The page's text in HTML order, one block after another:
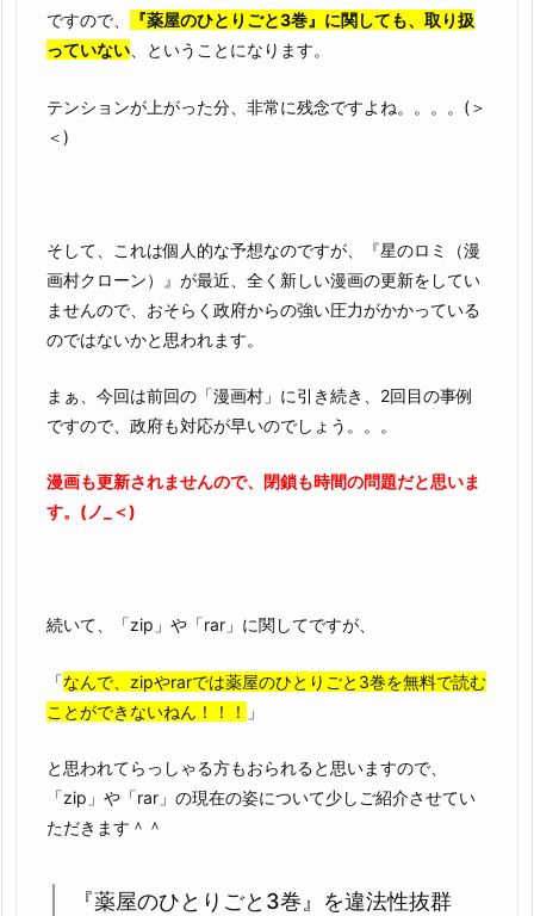
ですので、
『薬屋のひとりごと3巻』に関しても、取り扱
っていない、ということになります。
テンションが上がった分、非常に残念ですよね。。。。(＞
＜)
そして、これは個人的な予想なのですが、『星のロミ（漫
画村クローン）』が最近、全く新しい漫画の更新をしてい
ませんので、おそらく政府からの強い圧力がかかっている
のではないかと思われます。
まぁ、今回は前回の「漫画村」に引き続き、2回目の事例
ですので、政府も対応が早いのでしょう。。。
漫画も更新されませんので、閉鎖も時間の問題だと思いま
す。(ノ_＜)
続いて、「zip」や「rar」に関してですが、
「なんで、zipやrarでは薬屋のひとりごと3巻を無料で読む
ことができないねん！！！
」
と思われてらっしゃる方もおられると思いますので、
「zip」や「rar」の現在の姿について少しご紹介させてい
ただきます＾＾
『薬屋のひとりごと3巻』を違法性抜群